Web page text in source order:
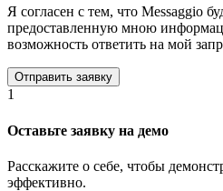
Я согласен с тем, что Messaggio
предоставленную мною
возможность ответить на мой
1
Оставьте заявку на демо
Расскажите о себе, чтобы
эффективно.